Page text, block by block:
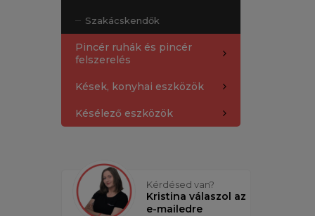
Szakácskendők
Pincér ruhák és pincér
felszerelés
Kések, konyhai eszközök
Késélező eszközök
Kérdésed van?
Kristina válaszol az
e-mailedre